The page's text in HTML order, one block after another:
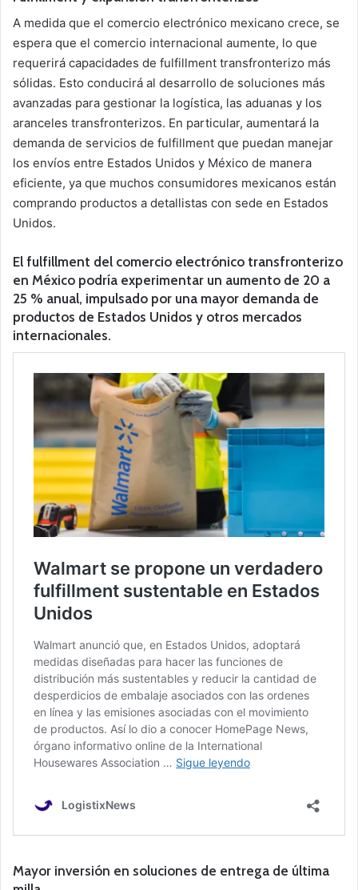
A medida que el comercio electrónico mexicano crece, se
espera que el comercio internacional aumente, lo que
requerirá capacidades de fulfillment transfronterizo más
sólidas. Esto conducirá al desarrollo de soluciones más
avanzadas para gestionar la logística, las aduanas y los
aranceles transfronterizos. En particular, aumentará la
demanda de servicios de fulfillment que puedan manejar
los envíos entre Estados Unidos y México de manera
eficiente, ya que muchos consumidores mexicanos están
comprando productos a detallistas con sede en Estados
Unidos.
El fulfillment del comercio electrónico transfronterizo
en México podría experimentar un aumento de 20 a
25 % anual, impulsado por una mayor demanda de
productos de Estados Unidos y otros mercados
internacionales.
Mayor inversión en soluciones de entrega de última